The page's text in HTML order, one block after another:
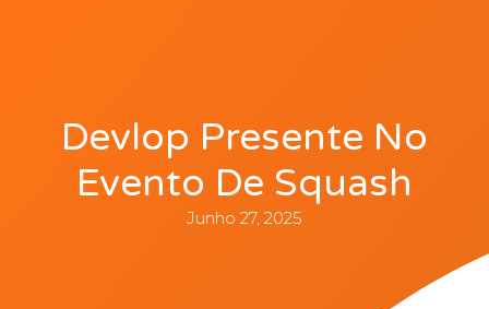
Devlop Presente No
Evento De Squash
Junho 27, 2025